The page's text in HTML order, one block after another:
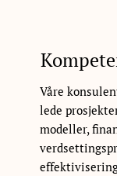
Våre
lede
modeller,